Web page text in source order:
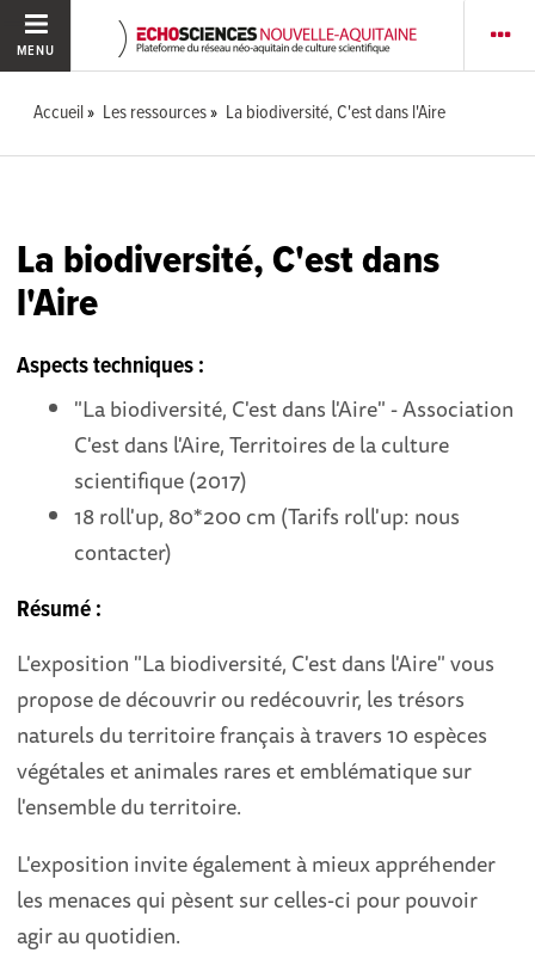
MENU
Accueil Les ressources La biodiversité, C'est dans l'Aire
La biodiversité, C'est dans
l'Aire
Aspects techniques :
"La biodiversité, C'est dans l'Aire" - Association
C'est dans l'Aire, Territoires de la culture
scientifique (2017)
18 roll'up, 80*200 cm (Tarifs roll'up: nous
contacter)
Résumé :
L'exposition "La biodiversité, C'est dans l'Aire" vous
propose de découvrir ou redécouvrir, les trésors
naturels du territoire français à travers 10 espèces
végétales et animales rares et emblématique sur
l'ensemble du territoire.
L'exposition invite également à mieux appréhender
les menaces qui pèsent sur celles-ci pour pouvoir
agir au quotidien.